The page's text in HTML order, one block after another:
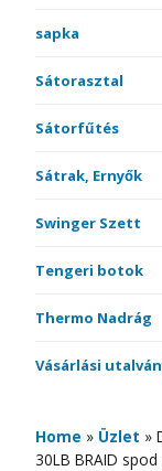
sapka
Sátorasztal
Sátorfűtés
Sátrak, Ernyők
Swinger Szett
Tengeri botok
Thermo Nadrág
Vásárlási
Home » Üzlet »
30LB BRAID